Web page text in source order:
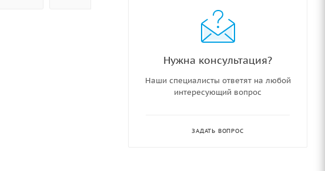
Нужна консультация?
Наши специалисты ответят на любой
интересующий вопрос
ЗАДАТЬ ВОПРОС